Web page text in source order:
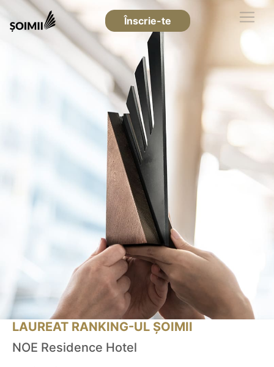
Înscrie-te
LAUREAT RANKING-UL ȘOIMII
NOE Residence Hotel